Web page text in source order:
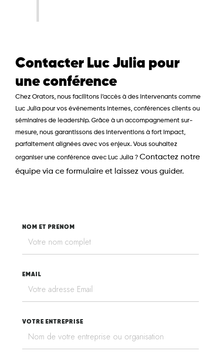
Contacter Luc Julia pour
une conférence​
ChezOrators, nous facilitons l’accès à des intervenants comme
Luc Julia pour vos événements internes, conférences clients ou
séminaires de leadership. Grâce à un accompagnement sur-
mesure, nous garantissons des interventions à fort impact,
parfaitement alignées avec vos enjeux. Vous souhaitez
organiser une conférence avec Luc Julia ?Contactez notre
équipe via ce formulaire et laissez vous guider.
NOM ET PRENOM
EMAIL
VOTRE ENTREPRISE